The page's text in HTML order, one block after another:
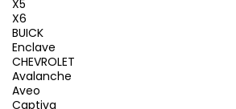
X5
X6
BUICK
Enclave
CHEVROLET
Avalanche
Aveo
Captiva